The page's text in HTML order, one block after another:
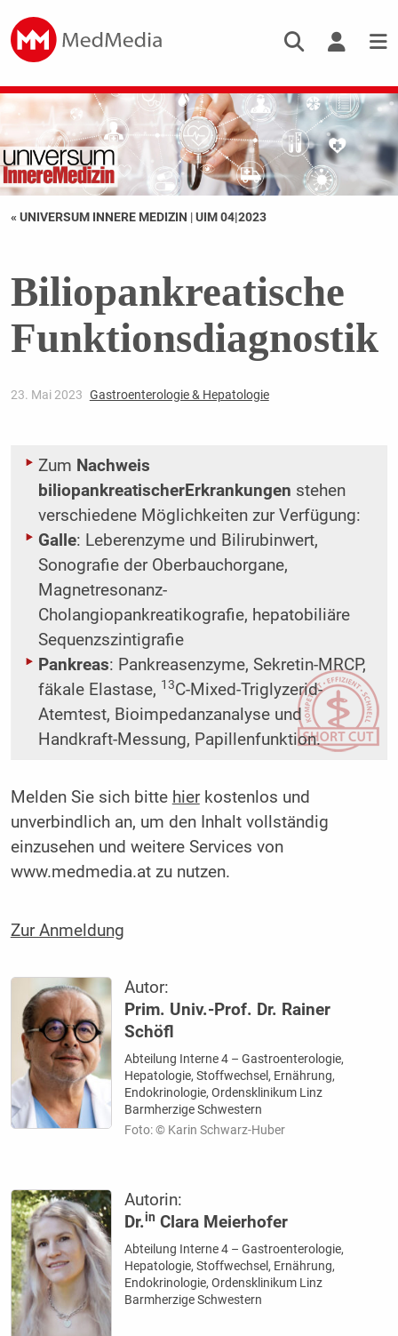
« UNIVERSUM INNERE MEDIZIN |UIM 04|2023
Biliopankreatische
Funktionsdiagnostik
23. Mai 2023 Gastroenterologie & Hepatologie
Zum Nachweis
biliopankreatischerErkrankungen stehen
verschiedene Möglichkeiten zur Verfügung:
Galle: Leberenzyme und Bilirubinwert,
Sonografie der Oberbauchorgane,
Magnetresonanz-
Cholangiopankreatikografie, hepatobiliäre
Sequenzszintigrafie
Pankreas: Pankreasenzyme, Sekretin-MRCP,
fäkale Elastase, 13C-Mixed-Triglyzerid-
Atemtest, Bioimpedanzanalyse und
Handkraft-Messung, Papillenfunktion.
Melden Sie sich bitte hierkostenlos und
unverbindlich an, um den Inhalt vollständig
einzusehen und weitere Services von
www.medmedia.at zu nutzen.
Zur Anmeldung
Autor:
Prim. Univ.-Prof. Dr. Rainer
Schöfl
Abteilung Interne 4 – Gastroenterologie,
Hepatologie, Stoffwechsel, Ernährung,
Endokrinologie, Ordensklinikum Linz
Barmherzige Schwestern
Foto: © Karin Schwarz-Huber
Autorin:
Dr.in Clara Meierhofer
Abteilung Interne 4 – Gastroenterologie,
Hepatologie, Stoffwechsel, Ernährung,
Endokrinologie, Ordensklinikum Linz
Barmherzige Schwestern